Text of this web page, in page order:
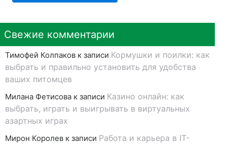
Свежие комментарии
Тимофей Колпаков к записи Кормушки и поилки: как
выбрать и правильно установить для удобства
ваших питомцев
Милана Фетисова к записи Казино онлайн: как
выбрать, играть и выигрывать в виртуальных
азартных играх
Мирон Королев к записи Работа и карьера в IT-